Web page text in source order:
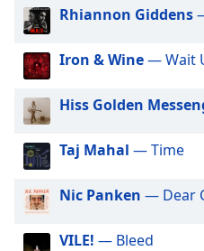
Audio
Track
Picture-
Picture
Fullscreen
This
modal
window.
Rhiannon Giddens
Iron & Wine— Wait
Hiss Golden
Taj Mahal — Time
Nic Panken — Dear
VILE! — Bleed